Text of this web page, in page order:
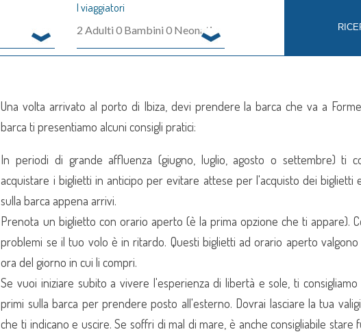
I viaggiatori
2 Adulti 0Bambini 0Neonati
Una volta arrivato al porto di Ibiza, devi prendere la barca che va a
barca ti presentiamo alcuni consigli pratici:
In periodi di grande affluenza (giugno, luglio, agosto o settembre) ti
acquistare i biglietti in anticipo per evitare attese per l'acquisto dei biglietti
sulla barca appena arrivi.
Prenota un biglietto con orario aperto (è la prima opzione che ti appare).
problemi se il tuo volo è in ritardo. Questi biglietti ad orario aperto valgono
ora del giorno in cui li compri.
Se vuoi iniziare subito a vivere l'esperienza di libertà e sole, ti
primi sulla barca per prendere posto all'esterno. Dovrai lasciare la tua
che ti indicano e uscire. Se soffri di mal di mare, è anche consigliabile stare